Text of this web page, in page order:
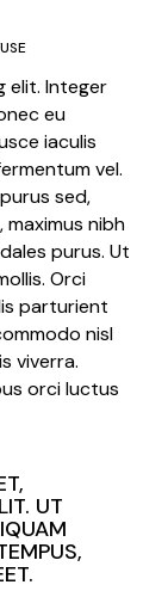
elit. Integer
eu
iaculis
vel.
sed,
nibh
purus. Ut
Orci
parturient
nisl
viverra.
orci luctus
UT